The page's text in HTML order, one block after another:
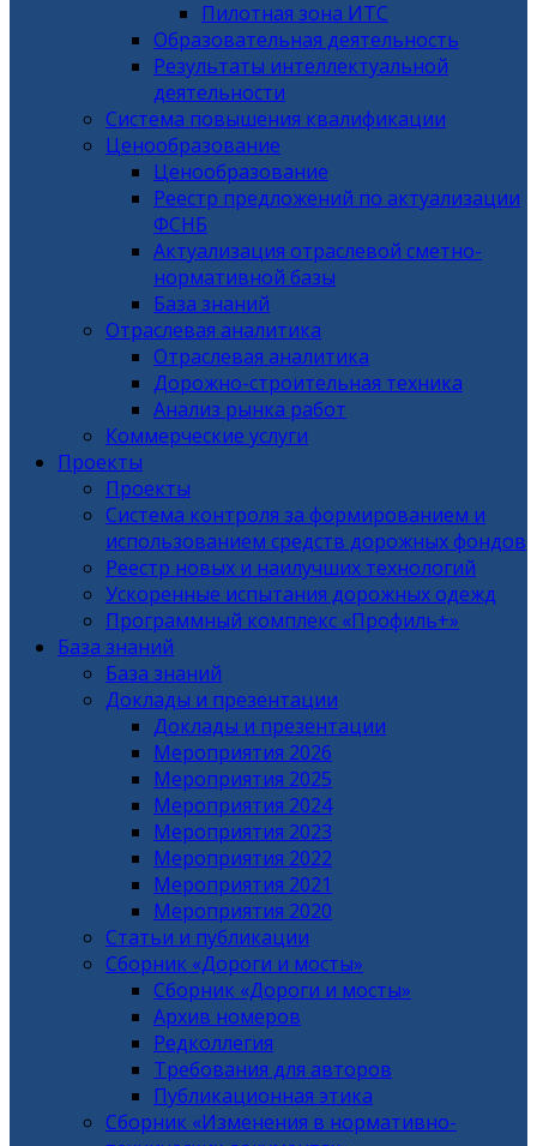
Пилотная зона ИТС
Образовательная деятельность
Результаты интеллектуальной
деятельности
Система повышения квалификации
Ценообразование
Ценообразование
Реестр предложений по актуализации
ФСНБ
Актуализация отраслевой сметно-
нормативной базы
База знаний
Отраслевая аналитика
Отраслевая аналитика
Дорожно-строительная техника
Анализ рынка работ
Коммерческие услуги
Проекты
Проекты
Система контроля за формированием и
использованием средств дорожных фондов
Реестр новых и наилучших технологий
Ускоренные испытания дорожных одежд
Программный комплекс «Профиль+»
База знаний
База знаний
Доклады и презентации
Доклады и презентации
Мероприятия 2026
Мероприятия 2025
Мероприятия 2024
Мероприятия 2023
Мероприятия 2022
Мероприятия 2021
Мероприятия 2020
Статьи и публикации
Сборник «Дороги и мосты»
Сборник «Дороги и мосты»
Архив номеров
Редколлегия
Требования для авторов
Публикационная этика
Сборник «Изменения в нормативно-